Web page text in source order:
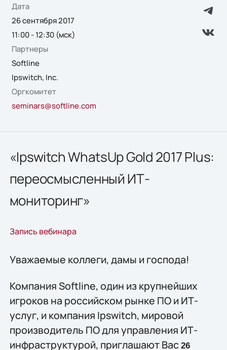
Дата
26 сентября 2017
11:00 - 12:30 (мск)
Партнеры
Softline
Ipswitch, Inc.
Оргкомитет
seminars@softline.com
«Ipswitch WhatsUp Gold 2017 Plus:
переосмысленный ИТ-
мониторинг»
Запись вебинара
Уважаемые коллеги, дамы и господа!
Компания Softline, один из крупнейших
игроков на российском рынке ПО и ИТ-
услуг, и компания Ipswitch, мировой
производитель ПО для управления ИТ-
инфраструктурой, приглашают Вас 26